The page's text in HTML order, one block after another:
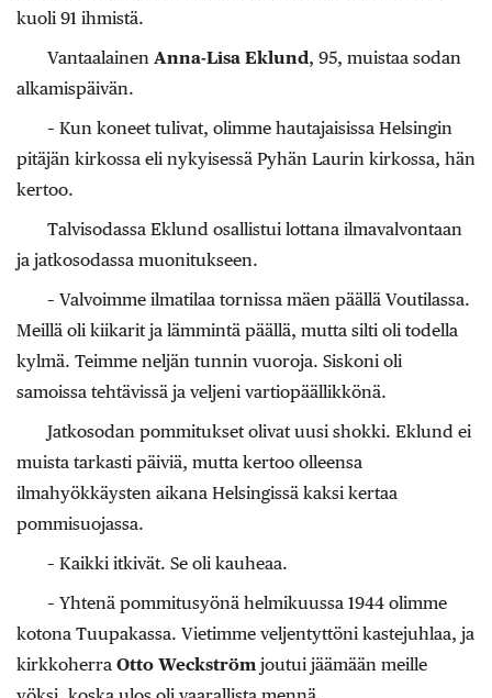
kuoli 91 ihmistä.
Vantaalainen Anna-Lisa Eklund, 95, muistaa sodan
alkamispäivän.
– Kun koneet tulivat, olimme hautajaisissa Helsingin
pitäjän kirkossa eli nykyisessä Pyhän Laurin kirkossa, hän
kertoo.
Talvisodassa Eklund osallistui lottana ilmavalvontaan
ja jatkosodassa muonitukseen.
– Valvoimme ilmatilaa tornissa mäen päällä Voutilassa.
Meillä oli kiikarit ja lämmintä päällä, mutta silti oli todella
kylmä. Teimme neljän tunnin vuoroja. Siskoni oli
samoissa tehtävissä ja veljeni vartiopäällikkönä.
Jatkosodan pommitukset olivat uusi shokki. Eklund ei
muista tarkasti päiviä, mutta kertoo olleensa
ilmahyökkäysten aikana Helsingissä kaksi kertaa
pommisuojassa.
– Kaikki itkivät. Se oli kauheaa.
– Yhtenä pommitusyönä helmikuussa 1944 olimme
kotona Tuupakassa. Vietimme veljentyttöni kastejuhlaa, ja
kirkkoherra Otto Weckström joutui jäämään meille